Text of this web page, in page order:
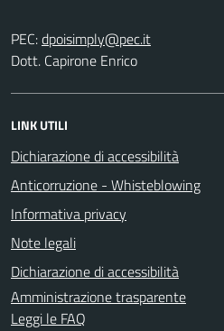
PEC:
Dott. Capirone Enrico
LINK UTILI
Dichiarazione di accessibilità
Anticorruzione - Whisteblowing
Informativa privacy
Note legali
Dichiarazione di accessibilità
Amministrazione trasparente
Leggi le FAQ